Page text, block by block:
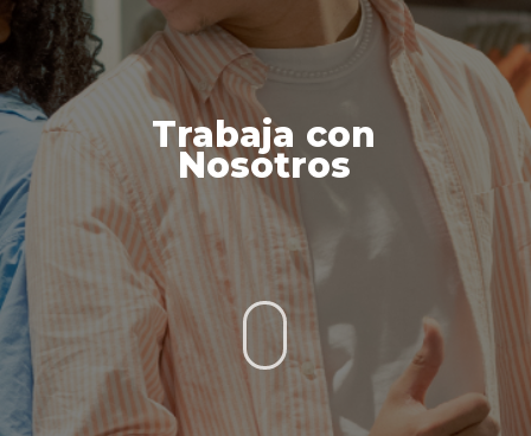
Trabaja con
Nosotros